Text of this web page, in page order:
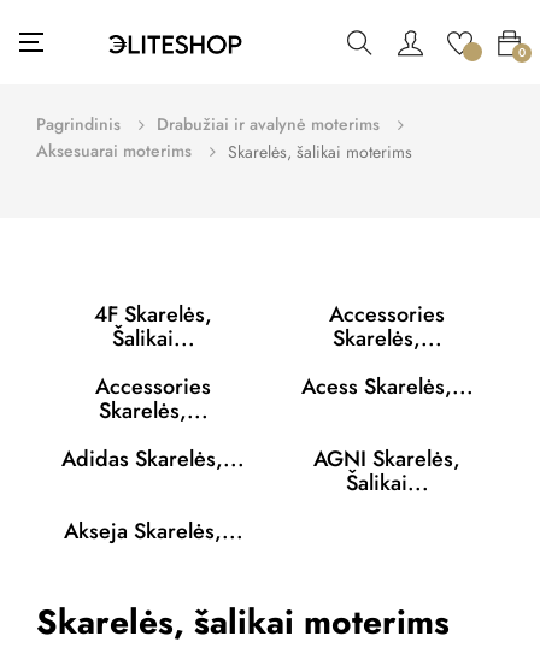
Toggle
navigation
☰ 0
Pagrindinis
Drabužiai ir avalynė moterims
Aksesuarai moterims
Skarelės, šalikai moterims
4F Skarelės,
Šalikai...
Accessories
Skarelės,...
Accessories
Skarelės,...
Acess Skarelės,...
Adidas Skarelės,... AGNI Skarelės,
Šalikai...
Akseja Skarelės,...
Skarelės, šalikai moterims